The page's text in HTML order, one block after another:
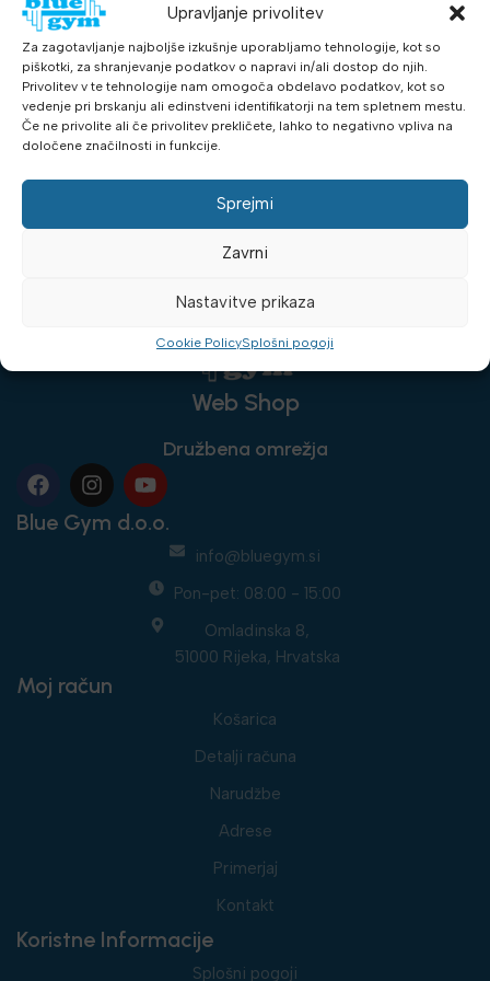
Upravljanje privolitev
Za zagotavljanje najboljše izkušnje uporabljamo tehnologije, kot so
piškotki, za shranjevanje podatkov o napravi in/ali dostop do njih.
Privolitev v te tehnologije nam omogoča obdelavo podatkov, kot so
vedenje pri brskanju ali edinstveni identifikatorji na tem spletnem mestu.
Če ne privolite ali če privolitev prekličete, lahko to negativno vpliva na
določene značilnosti in funkcije.
Sprejmi
Zavrni
Nastavitve prikaza
Cookie PolicySplošni pogoji
Back Extension EPIC
FreeMotion – rabljena
fitnes oprema
Rabljena oprema
1,126.82€ z DDV
PREBERI VEČ
Web Shop
Družbena omrežja
Blue Gym d.o.o.
info@bluegym.si
Pon-pet: 08:00 - 15:00
Omladinska 8,
51000 Rijeka, Hrvatska
Moj račun
Košarica
Detalji računa
Narudžbe
Adrese
Primerjaj
Kontakt
Koristne Informacije
Splošni pogoji